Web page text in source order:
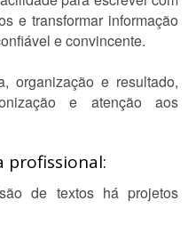
e transformar informação
e convincente.
organização e resultado,
e atenção aos
profissional:
de textos há projetos